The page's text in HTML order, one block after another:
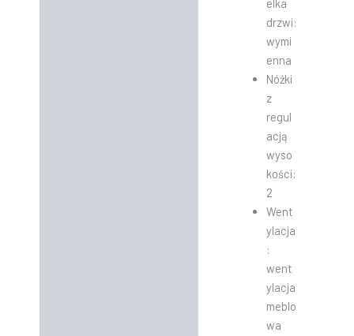
elka
drzwi:
wymi
enna
Nóżki
z
regul
acją
wyso
kości:
2
Went
ylacja
:
went
ylacja
meblo
wa